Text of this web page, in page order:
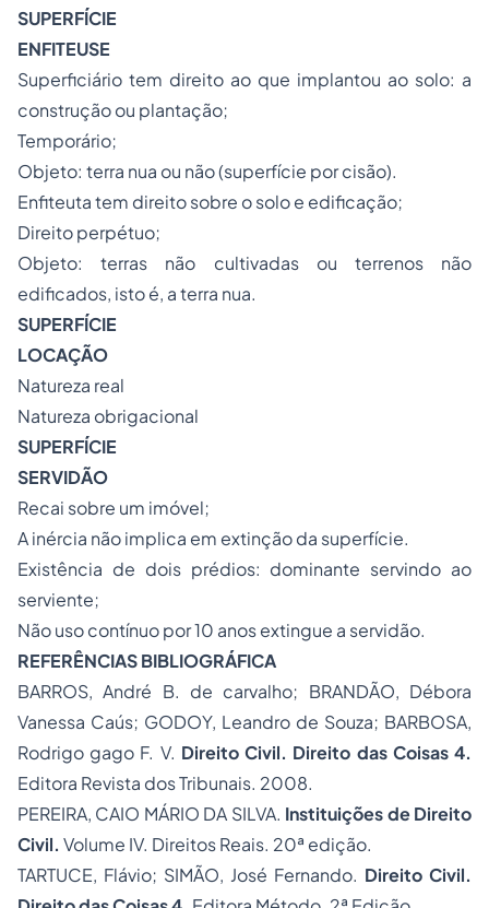
SUPERFÍCIE
ENFITEUSE
Superficiário tem direito ao que implantou ao solo: a
construção ou plantação;
Temporário;
Objeto: terra nua ou não (superfície por cisão).
Enfiteuta tem direito sobre o solo e edificação;
Direito perpétuo;
Objeto: terras não cultivadas ou terrenos não
edificados, isto é, a terra nua.
SUPERFÍCIE
LOCAÇÃO
Natureza real
Natureza obrigacional
SUPERFÍCIE
SERVIDÃO
Recai sobre um imóvel;
A inércia não implica em extinção da superfície.
Existência de dois prédios: dominante servindo ao
serviente;
Não uso contínuo por 10 anos extingue a servidão.
REFERÊNCIAS BIBLIOGRÁFICA
BARROS, André B. de carvalho; BRANDÃO, Débora
Vanessa Caús; GODOY, Leandro de Souza; BARBOSA,
Rodrigo gago F. V. Direito Civil. Direito das Coisas4.
Editora Revista dos Tribunais. 2008.
PEREIRA, CAIO MÁRIO DA SILVA. Instituições de Direito
Civil. Volume IV. Direitos Reais. 20ª edição.
TARTUCE, Flávio; SIMÃO, José Fernando. Direito Civil.